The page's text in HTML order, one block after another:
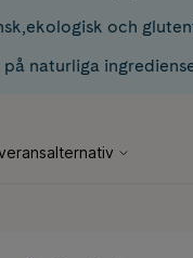
och
på naturliga